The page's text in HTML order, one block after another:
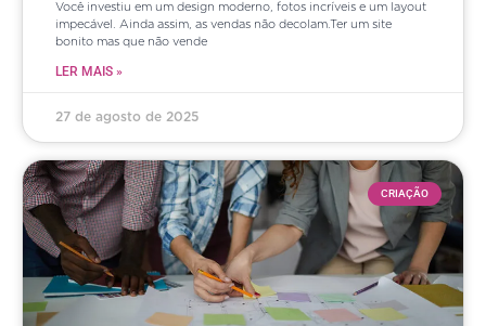
Você investiu em um design moderno, fotos incríveis e um layout
impecável. Ainda assim, as vendas não decolam.Ter um site
bonito mas que não vende
LER MAIS »
27 de agosto de 2025
CRIAÇÃO